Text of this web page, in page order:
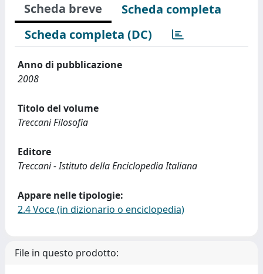
Scheda breve
Scheda completa
Scheda completa (DC)
Anno di pubblicazione
2008
Titolo del volume
Treccani Filosofia
Editore
Treccani - Istituto della Enciclopedia Italiana
Appare nelle tipologie:
2.4 Voce (in dizionario o enciclopedia)
File in questo prodotto: